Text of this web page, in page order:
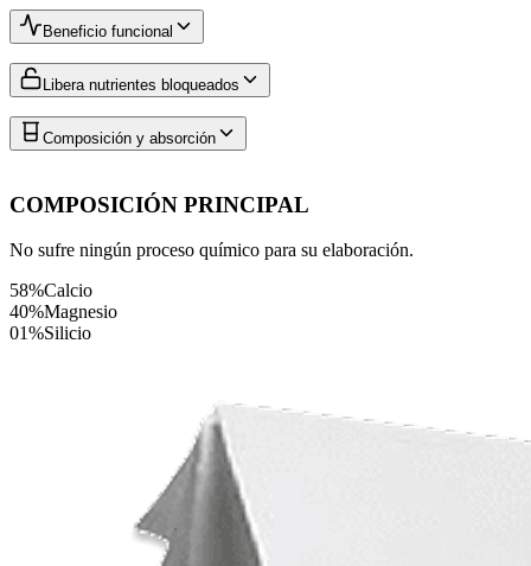
Beneficio funcional
Libera nutrientes bloqueados
Composición y absorción
COMPOSICIÓN PRINCIPAL
No sufre ningún proceso químico para su elaboración.
58%Calcio
40%Magnesio
01%Silicio